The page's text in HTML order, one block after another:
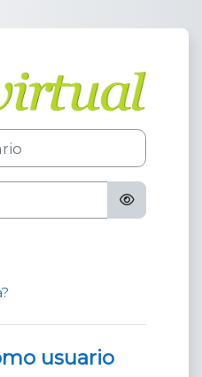
Entrar a
usuario